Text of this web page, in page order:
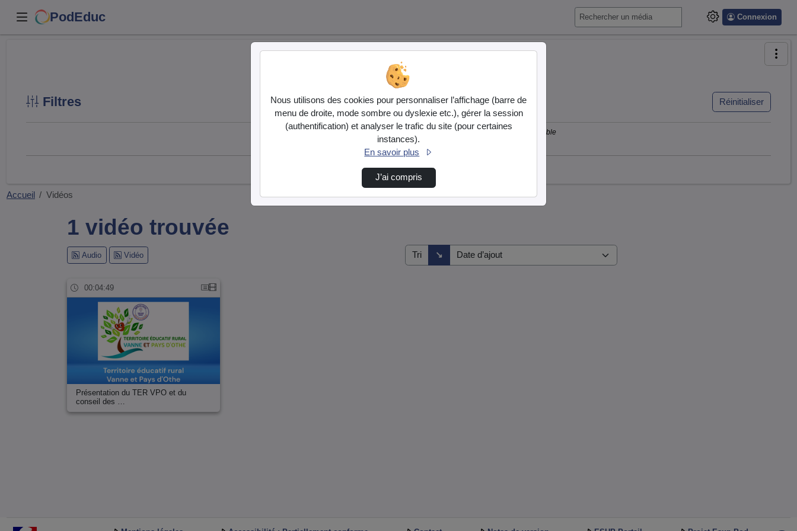
PodEduc Connexion
Filtres Réinitialiser
Accueil Vidéos
1 vidéo trouvée
Audio Vidéo Tri ↘
Direction de tri
00:04:49
Présentation du TER VPO et du
conseil des …
Nous utilisons des cookies pour personnaliser l’affichage (barre de
menu de droite, mode sombre ou dyslexie etc.), gérer la session
(authentification) et analyser le trafic du site (pour certaines
instances).
En savoir plus
J’ai compris